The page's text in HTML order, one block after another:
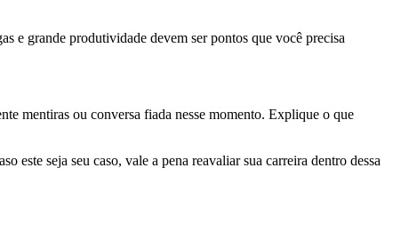
e grande produtividade devem ser pontos que você precisa
mentiras ou conversa fiada nesse momento. Explique o que
este seja seu caso, vale a pena reavaliar sua carreira dentro dessa